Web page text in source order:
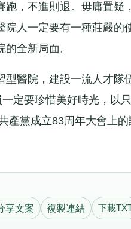
跑，不進則退。毋庸置
院人一定要有一種莊嚴
全新局面。
院，建設一流人才隊
一定要珍惜美好時光，以
產黨成立83周年大會上
享文案 複製連結 下載